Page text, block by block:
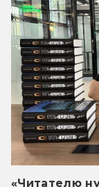
«Читателю